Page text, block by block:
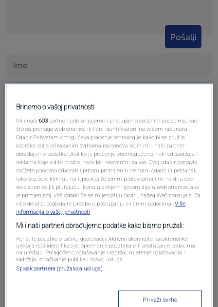
Pošalji
Oglas
Brinemo o vašoj privatnosti
Mi i naši603 partneri pohranjujemo i pristupamo osobnim podacima, kao
što su pretraga web stranica ili lični identifikatori, na vašem računaru .
Odabir Prihvatam omogućava praćenje tehnologije kako bi se pružila
podrška dolje prikazanim svrhama na osnovu kojih mi i naši partneri
obrađujemo podatke Ukoliko je praćenje onemogućeno, neki od sadržaja i
reklama koje vidite možda neće biti relevantni za vas. Ovaj odabir postavki
možete ponovno odabrati i pritom promijeniti trenutni odabir ili pristanak
tako što ćete kliknuti na Upravljaj željenim postavkama link na dnu ove
web stranice [ili plutajuću ikonu u donjem lijevom dijelu web stranice, ako
je primjenjivo]. Vaš odabir će se mijenjati u okviru našeg Wеб локација. Za
više detalja, pogledajte Uredbu o postupanju s ličnim podacima. Više
informacija o vašoj privatnosti
Mi i naši partneri obrađujemo podatke kako bismo pružali:
Koristite podatke o tačnoj geolokaciji. Aktivno skenirajte karakteristike
uređaja radi identifikacije. Spremanje podataka i/ili pristupanje podacima
na uređaju. Prilagođeno oglašavanje i sadržaj, mjerenje oglašavanja i
sadržaja, istraživanje publike i razvoj usluga.
Spisak partnera (pružalaca usluga)
Prikaži svrhe